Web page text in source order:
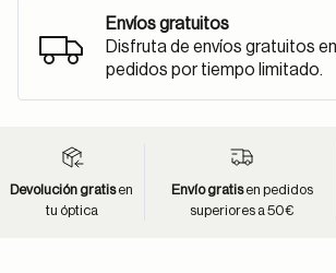
Envíos gratuitos
Disfruta de envíos gratuitos
pedidos por tiempo limitado.
Devolución gratisen
tu óptica
Envío gratisen pedidos
superiores a 50€